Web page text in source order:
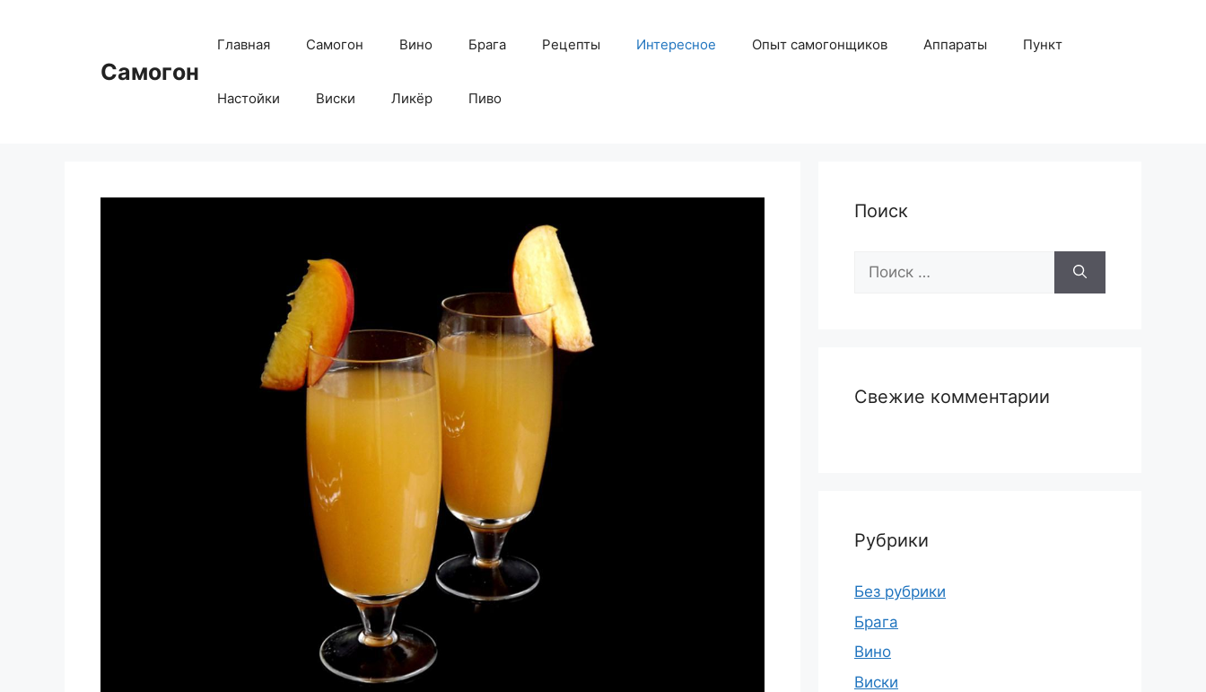
Самогон
Главная Самогон Вино Брага Рецепты Интересное Опыт самогонщиков Аппараты Пункт
Настойки Виски Ликёр Пиво
Поиск
Поиск:
Свежие комментарии
Рубрики
Без рубрики
Брага
Вино
Виски